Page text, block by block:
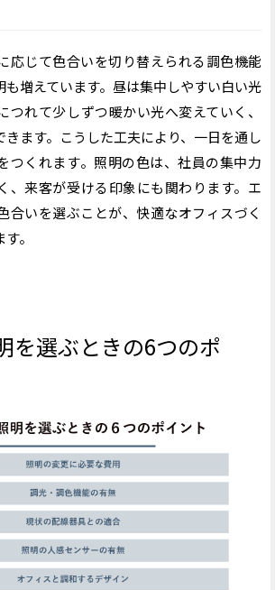
応じて色合いを切り替えられる調色機能
増えています。昼は集中しやすい白い光
つれて少しずつ暖かい光へ変えていく、
きます。こうした工夫により、一日を通し
つくれます。 照明の色は、社員の集中力
、来客が受ける印象にも関わります。エ
合いを選ぶことが、快適なオフィスづく
。
を選ぶときの6つのポ